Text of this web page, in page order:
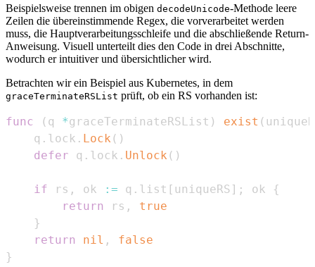
Beispielsweise trennen im obigen decodeUnicode-Methode leere
Zeilen die übereinstimmende Regex, die vorverarbeitet werden
muss, die Hauptverarbeitungsschleife und die abschließende Return-
Anweisung. Visuell unterteilt dies den Code in drei Abschnitte,
wodurch er intuitiver und übersichtlicher wird.
Betrachten wir ein Beispiel aus Kubernetes, in dem
graceTerminateRSList prüft, ob ein RS vorhanden ist:
func ( q *graceTerminateRSList ) exist (
    q
. lock . Lock ( )
defer q . lock . Unlock ( )
if rs , ok := q . list [ uniqueRS ] ; ok
{
return
rs ,
true
}
return
nil ,
false
}